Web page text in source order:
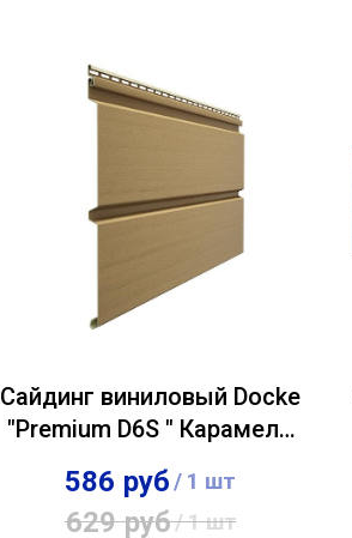
Сайдинг виниловый Docke
"Premium D6S " Карамель
0,3х3,60м
586 руб/ 1 шт
629 руб/1 шт